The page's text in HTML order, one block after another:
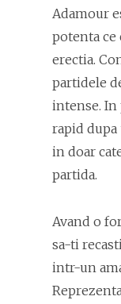
Adamour
potenta
erectia.
partidele
intense. In
rapid dupa
in doar
partida.
Avand o
sa-ti
intr-un